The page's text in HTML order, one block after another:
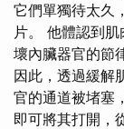
它們單獨待太久
片。 他體認到
壞內臟器官的節
因此，透過緩解
官的通道被堵塞
即可將其打開，